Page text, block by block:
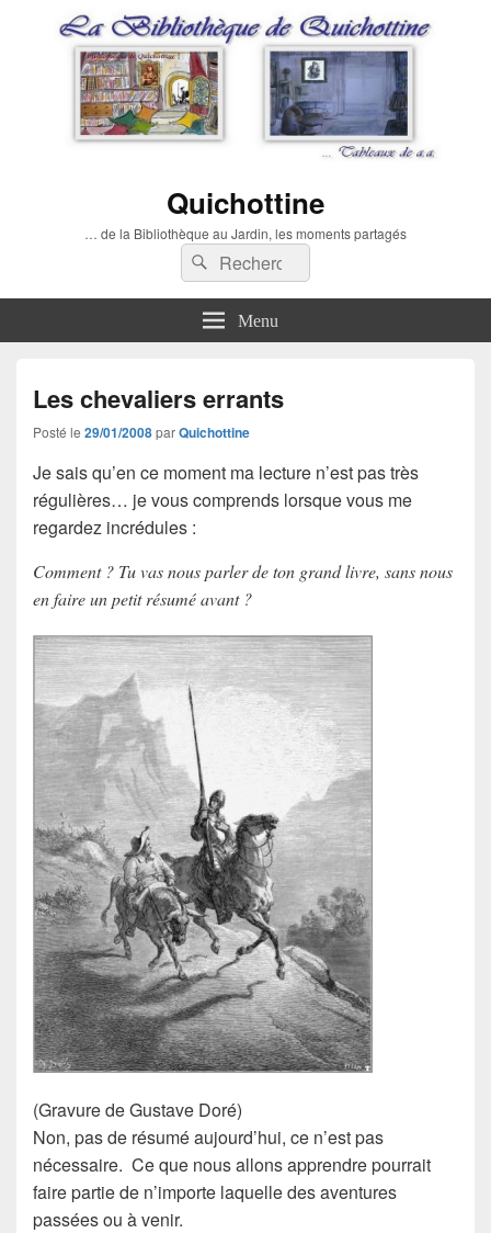
Quichottine
… de la Bibliothèque au Jardin, les moments partagés
Recherche :
Rechercher
Menu
Les chevaliers errants
Posté le 29/01/2008parQuichottine
Je sais qu’en ce moment ma lecture n’est pas très
régulières… je vous comprends lorsque vous me
regardez incrédules :
Comment ? Tu vas nous parler de ton grand livre, sans nous
en faire un petit résumé avant ?
(Gravure de Gustave Doré)
Non, pas de résumé aujourd’hui, ce n’est pas
nécessaire. Ce que nous allons apprendre pourrait
faire partie de n’importe laquelle des aventures
passées ou à venir.